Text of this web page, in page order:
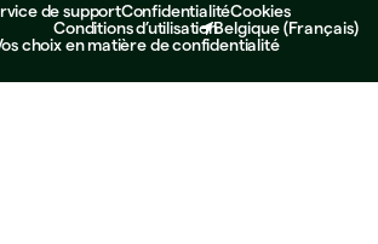
de supportConfidentialitéCookies
Conditions d’utilisation
choix en matière de confidentialité
Belgique(Français)